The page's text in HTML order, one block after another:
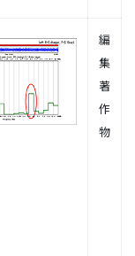
編
集
著
作
物